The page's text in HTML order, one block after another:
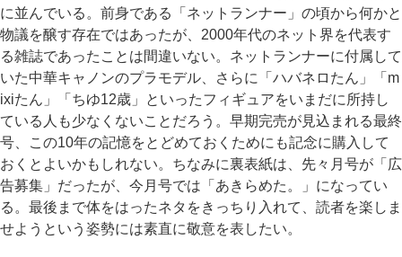
に並んでいる。前身である「ネットランナー」の頃から何かと
物議を醸す存在ではあったが、2000年代のネット界を代表す
る雑誌であったことは間違いない。ネットランナーに付属して
いた中華キャノンのプラモデル、さらに「ハバネロたん」「m
ixiたん」「ちゆ12歳」といったフィギュアをいまだに所持し
ている人も少なくないことだろう。早期完売が見込まれる最終
号、この10年の記憶をとどめておくためにも記念に購入して
おくとよいかもしれない。ちなみに裏表紙は、先々月号が「広
告募集」だったが、今月号では「あきらめた。」になってい
る。最後まで体をはったネタをきっちり入れて、読者を楽しま
せようという姿勢には素直に敬意を表したい。